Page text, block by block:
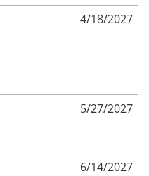
4/18/2027
5/27/2027
6/14/2027